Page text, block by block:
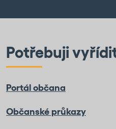
Potřebuji
Portál občana
Občanské průkazy